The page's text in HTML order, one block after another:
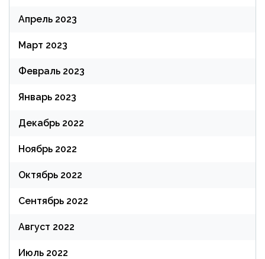
Апрель 2023
Март 2023
Февраль 2023
Январь 2023
Декабрь 2022
Ноябрь 2022
Октябрь 2022
Сентябрь 2022
Август 2022
Июль 2022